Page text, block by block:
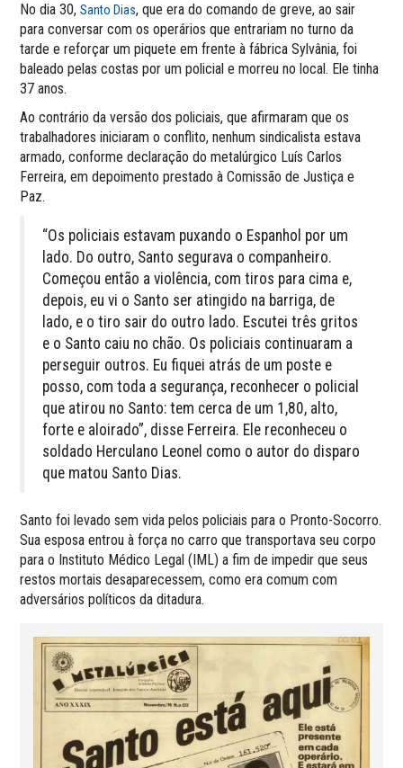
No dia 30,Santo Dias, que era do comando de greve, ao sair
para conversar com os operários que entrariam no turno da
tarde e reforçar um piquete em frente à fábrica Sylvânia, foi
baleado pelas costas por um policial e morreu no local. Ele tinha
37 anos.
Ao contrário da versão dos policiais, que afirmaram que os
trabalhadores iniciaram o conflito, nenhum sindicalista estava
armado, conforme declaração do metalúrgico Luís Carlos
Ferreira, em depoimento prestado à Comissão de Justiça e
Paz.
“Os policiais estavam puxando o Espanhol por um
lado. Do outro, Santo segurava o companheiro.
Começou então a violência, com tiros para cima e,
depois, eu vi o Santo ser atingido na barriga, de
lado, e o tiro sair do outro lado. Escutei três gritos
e o Santo caiu no chão. Os policiais continuaram a
perseguir outros. Eu fiquei atrás de um poste e
posso, com toda a segurança, reconhecer o policial
que atirou no Santo: tem cerca de um 1,80, alto,
forte e aloirado”, disse Ferreira. Ele reconheceu o
soldado Herculano Leonel como o autor do disparo
que matou Santo Dias.
Santo foi levado sem vida pelos policiais para o Pronto-Socorro.
Sua esposa entrou à força no carro que transportava seu corpo
para o Instituto Médico Legal (IML) a fim de impedir que seus
restos mortais desaparecessem, como era comum com
adversários políticos da ditadura.